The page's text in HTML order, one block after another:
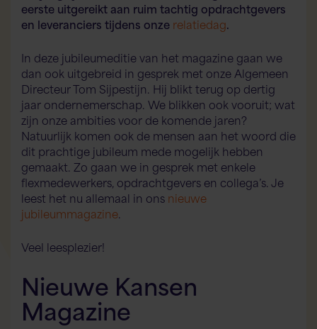
eerste uitgereikt aan ruim tachtig opdrachtgevers
en leveranciers tijdens onze relatiedag.
In deze jubileumeditie van het magazine gaan we
dan ook uitgebreid in gesprek met onze Algemeen
Directeur Tom Sijpestijn. Hij blikt terug op dertig
jaar ondernemerschap. We blikken ook vooruit; wat
zijn onze ambities voor de komende jaren?
Natuurlijk komen ook de mensen aan het woord die
dit prachtige jubileum mede mogelijk hebben
gemaakt. Zo gaan we in gesprek met enkele
flexmedewerkers, opdrachtgevers en collega’s. Je
leest het nu allemaal in ons nieuwe
jubileummagazine.
Veel leesplezier!
Nieuwe Kansen
Magazine